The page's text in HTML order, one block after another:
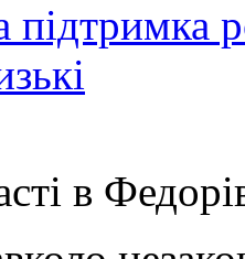
підтримка
в